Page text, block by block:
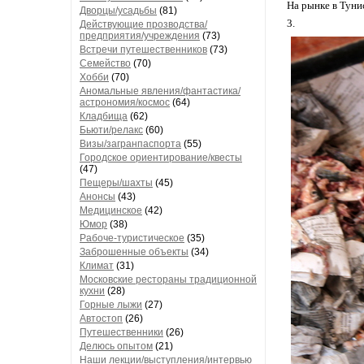
Дворцы/усадьбы (81)
Действующие прозводства/
предприятия/учреждения (73)
Встречи путешественников (73)
Семейство (70)
Хобби (70)
Аномальные явления/фантастика/
астрономия/космос (64)
Кладбища (62)
Бьюти/релакс (60)
Визы/загранпаспорта (55)
Городское ориентирование/квесты
(47)
Пещеры/шахты (45)
Анонсы (43)
Медицинское (42)
Юмор (38)
Рабоче-туристическое (35)
Заброшенные объекты (34)
Климат (31)
Московские рестораны традиционной
кухни (28)
Горные лыжи (27)
Автостоп (26)
Путешественники (26)
Делюсь опытом (21)
Наши лекции/выступления/интервью
На рынке в
3.